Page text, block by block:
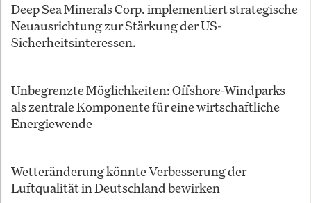
Deep Sea Minerals Corp. implementiert strategische
Neuausrichtung zur Stärkung der US-
Sicherheitsinteressen.
Unbegrenzte Möglichkeiten: Offshore-Windparks
als zentrale Komponente für eine wirtschaftliche
Energiewende
Wetteränderung könnte Verbesserung der
Luftqualität in Deutschland bewirken